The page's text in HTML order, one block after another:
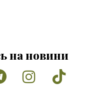
на новини
TumblrInstagram
Tiktok